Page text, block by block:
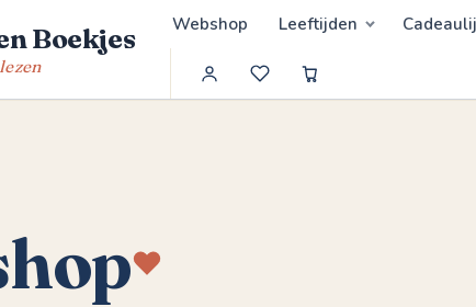
Boekjes Webshop Leeftijden